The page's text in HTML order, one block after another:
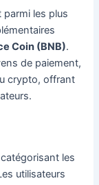
parmi les plus
Coin (BNB).
de paiement,
crypto, offrant
les
utilisateurs